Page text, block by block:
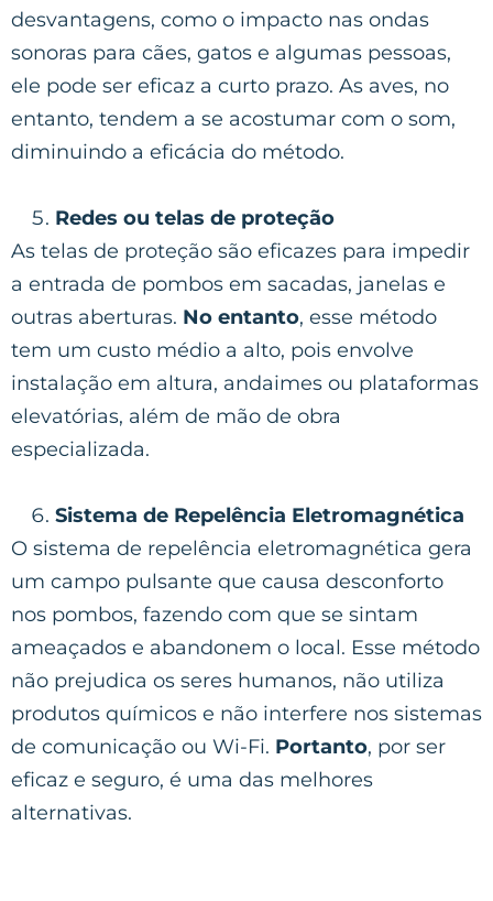
desvantagens, como o impacto nas ondas
sonoras para cães, gatos e algumas pessoas,
ele pode ser eficaz a curto prazo. As aves, no
entanto, tendem a se acostumar com o som,
diminuindo a eficácia do método.
Redes ou telas de proteção
As telas de proteção são eficazes para impedir
a entrada de pombos em sacadas, janelas e
outras aberturas. No entanto, esse método
tem um custo médio a alto, pois envolve
instalação em altura, andaimes ou plataformas
elevatórias, além de mão de obra
especializada.
Sistema de Repelência Eletromagnética
O sistema de repelência eletromagnética gera
um campo pulsante que causa desconforto
nos pombos, fazendo com que se sintam
ameaçados e abandonem o local. Esse método
não prejudica os seres humanos, não utiliza
produtos químicos e não interfere nos sistemas
de comunicação ou Wi-Fi. Portanto, por ser
eficaz e seguro, é uma das melhores
alternativas.